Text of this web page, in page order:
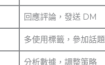
回應評論，發送 DM
多使用標籤，參加話題
分析數據，調整策略